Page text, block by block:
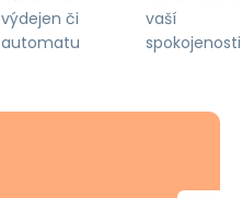
výdejen či
automatu
vaší
spokojenosti